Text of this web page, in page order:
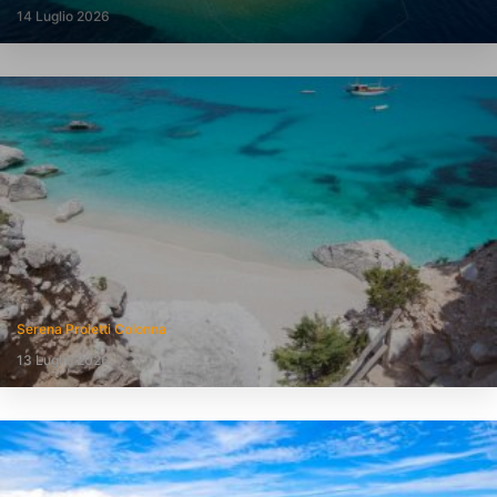
14 Luglio 2026
Serena Proietti Colonna
13 Luglio 2026